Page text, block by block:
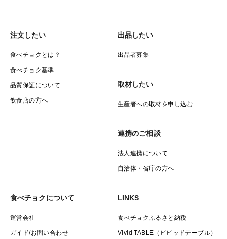
注文したい
食べチョクとは？
食べチョク基準
品質保証について
飲食店の方へ
出品したい
出品者募集
取材したい
生産者への取材を申し込む
連携のご相談
法人連携について
自治体・省庁の方へ
食べチョクについて
運営会社
ガイド/お問い合わせ
LINKS
食べチョクふるさと納税
Vivid TABLE（ビビッドテーブル）